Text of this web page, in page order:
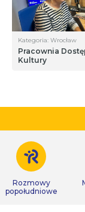
Kategoria: Wrocław
Pracownia
Kultury
Rozmowy
popołudniowe